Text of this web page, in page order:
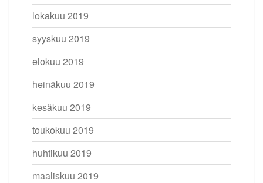
lokakuu 2019
syyskuu 2019
elokuu 2019
heinäkuu 2019
kesäkuu 2019
toukokuu 2019
huhtikuu 2019
maaliskuu 2019